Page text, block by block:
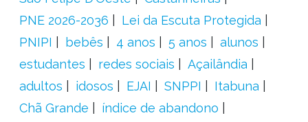
PNE 2026-2036
Lei da Escuta Protegida
PNIPI
bebês 4 anos 5 anos
alunos
estudantes
redes sociais
Açailândia
adultos
idosos EJAI SNPPI
Itabuna
Chã Grande
índice de abandono